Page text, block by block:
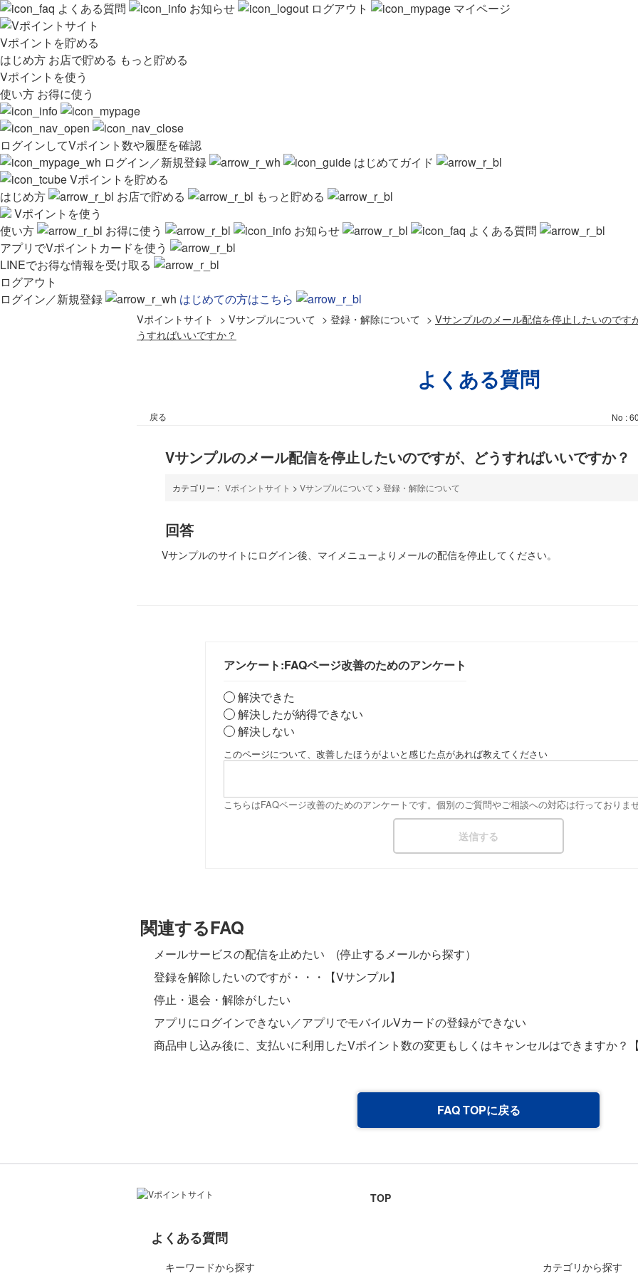
よくある質問 お知らせ ログアウト マイページ
Vポイントを貯める
はじめ方 お店で貯める もっと貯める
Vポイントを使う
使い方 お得に使う
ログインしてVポイント数や履歴を確認
ログイン／新規登録
はじめてガイド
Vポイントを貯める
はじめ方
お店で貯める
もっと貯める
Vポイントを使う
使い方
お得に使う お知らせ
よくある質問
アプリでVポイントカードを使う
LINEでお得な情報を受け取る
ログアウト
ログイン／新規登録
はじめての方はこちら
Vポイントサイト > Vサンプルについて > 登録・解除について > Vサンプルのメール配信を停止したいのです
うすればいいですか？
よくある質問
戻る No :
Vサンプルのメール配信を停止したいのですが、どうすればいいですか？
カテゴリー : Vポイントサイト > Vサンプルについて > 登録・解除について
回答
Vサンプルのサイトにログイン後、マイメニューよりメールの配信を停止してください。
アンケート:FAQページ改善のためのアンケート
解決できた
解決したが納得できない
解決しない
このページについて、改善したほうがよいと感じた点があれば教えてください
こちらはFAQページ改善のためのアンケートです。個別のご質問やご相談への対応は行っておりま
関連するFAQ
メールサービスの配信を止めたい (停止するメールから探す）
登録を解除したいのですが・・・【Vサンプル】
停止・退会・解除がしたい
アプリにログインできない／アプリでモバイルVカードの登録ができない
商品申し込み後に、支払いに利用したVポイント数の変更もしくはキャンセルはできますか？
FAQ TOPに戻る
TOP
よくある質問
キーワードから探す カテゴリから探す